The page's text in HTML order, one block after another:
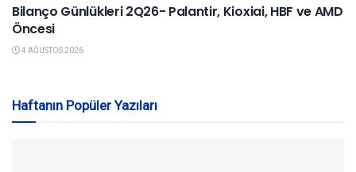
Bilanço Günlükleri 2Q26- Palantir, Kioxiai, HBF ve AMD
Öncesi
4 AĞUSTOS 2026
Haftanın Popüler Yazıları